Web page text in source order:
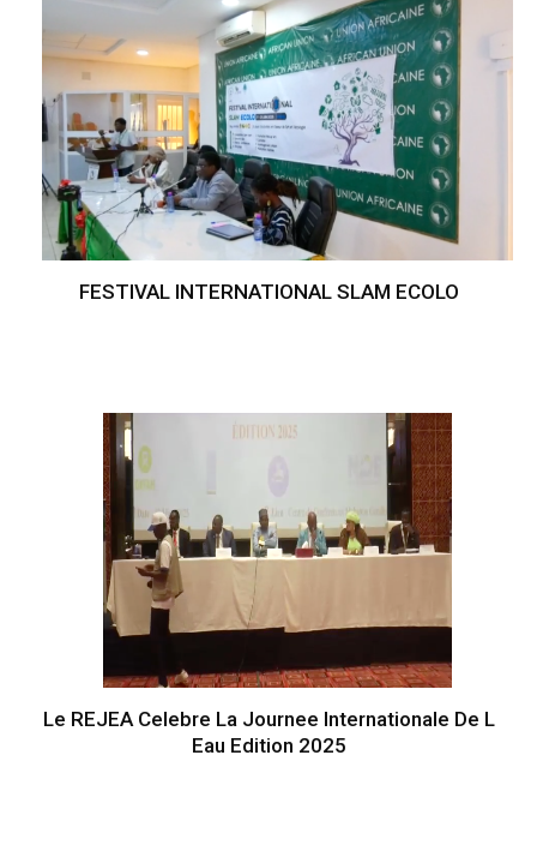
FESTIVAL INTERNATIONAL SLAM ECOLO
Le REJEA Celebre La Journee Internationale De L
Eau Edition 2025